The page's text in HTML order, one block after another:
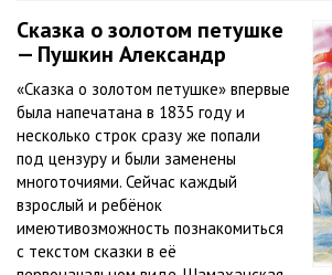
Сказка о золотом петушке
— Пушкин Александр
«Сказка о золотом петушке» впервые
была напечатана в 1835 году и
несколько строк сразу же попали
под цензуру и были заменены
многоточиями. Сейчас каждый
взрослый и ребёнок
имеютивозможность познакомиться
с текстом сказки в её